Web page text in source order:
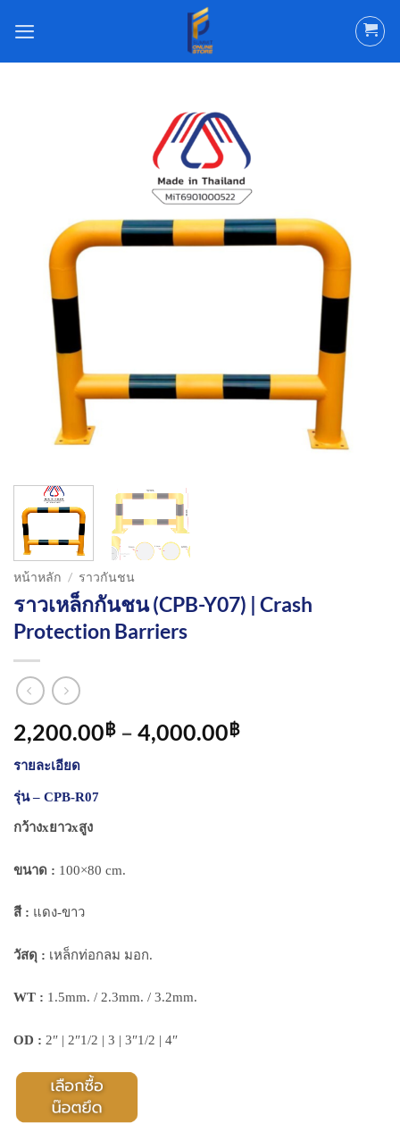
ไป
หน้าหลัก / ราวกันชน
ราวเหล็กกันชน (CPB-Y07) | Crash
Protection Barriers
2,200.00฿ – 4,000.00฿Price
รายละเอียด
รุ่น – CPB-R07
กว้างxยาวxสูง
ขนาด : 100×80 cm.
สี : แดง-ขาว
วัสดุ : เหล็กท่อกลม มอก.
WT : 1.5mm. / 2.3mm. / 3.2mm.
OD : 2″ | 2″1/2 | 3 | 3″1/2 | 4″